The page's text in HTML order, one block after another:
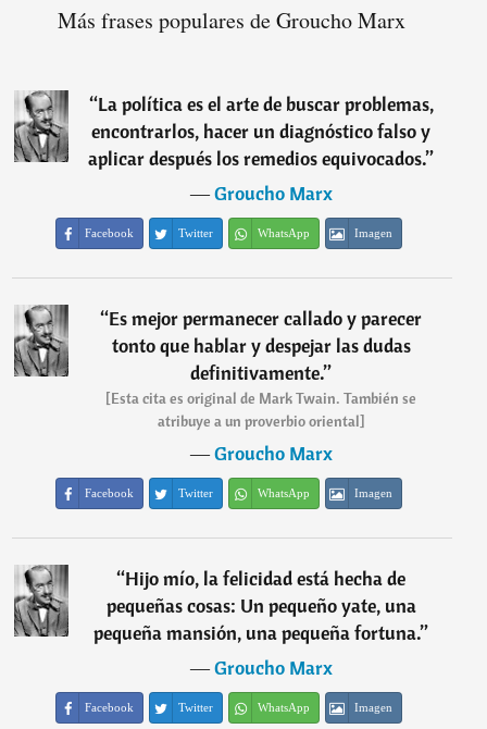
Más frases populares de Groucho Marx
“La política es el arte de buscar problemas,
encontrarlos, hacer un diagnóstico falso y
aplicar después los remedios equivocados.”
―Groucho Marx
Facebook Twitter WhatsApp Imagen
“Es mejor permanecer callado y parecer
tonto que hablar y despejar las dudas
definitivamente.”
[Esta cita es original de Mark Twain. También se
atribuye a un proverbio oriental]
―Groucho Marx
Facebook Twitter WhatsApp Imagen
“Hijo mío, la felicidad está hecha de
pequeñas cosas: Un pequeño yate, una
pequeña mansión, una pequeña fortuna.”
―Groucho Marx
Facebook Twitter WhatsApp Imagen